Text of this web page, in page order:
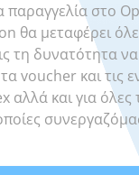
παραγγελία στο
θα μεταφέρει
τη δυνατότητα να
voucher και τις
αλλά και για όλες